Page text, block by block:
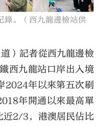
錄。（西九龍邊檢站供
）記者從西九龍邊檢
西九龍站口岸出入境
2024年以來第五次刷
年開通以來最高單
近2/3，港澳居民佔比